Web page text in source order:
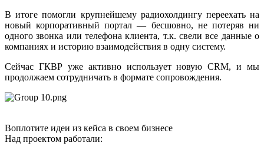
В итоге помогли крупнейшему радиохолдингу переехать на
новый корпоративный портал — бесшовно, не потеряв ни
одного звонка или телефона клиента, т.к. свели все данные о
компаниях и историю взаимодействия в одну систему.
Сейчас ГКВР уже активно использует новую CRM, и мы
продолжаем сотрудничать в формате сопровождения.
Воплотите идеи из кейса в своем бизнесе
Над проектом работали: